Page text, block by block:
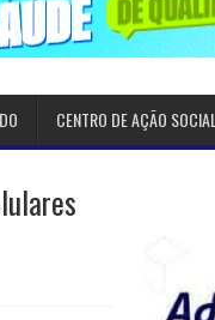
CENTRO DE AÇÃO SOCIAL